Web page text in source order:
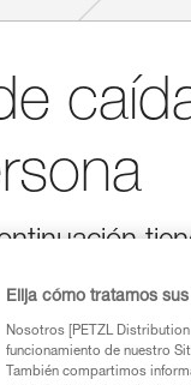
Para
Elija cómo tratamos
Nosotros [PETZL
funcionamiento de nuestro
También compartimos